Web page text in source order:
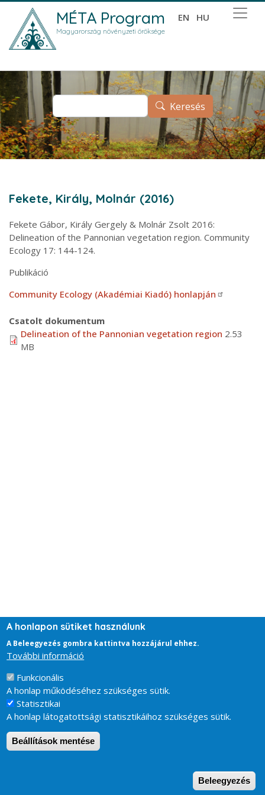
Ugrás a tartalomra
Keresés
MÉTA Program
Magyarország növényzeti öröksége
EN HU
Fekete, Király, Molnár (2016)
Fekete Gábor, Király Gergely & Molnár Zsolt 2016:
Delineation of the Pannonian vegetation region. Community
Ecology 17: 144-124.
Publikáció
Community Ecology (Akadémiai Kiadó) honlapján
Csatolt dokumentum
Delineation of the Pannonian vegetation region 2.53
MB
A honlapon sütiket használunk
A Beleegyezés gombra kattintva hozzájárul ehhez.
További információ
Funkcionális
A honlap működéséhez szükséges sütik.
Statisztikai
A honlap látogatottsági statisztikáihoz szükséges sütik.
Beállítások mentése
Beleegyezés